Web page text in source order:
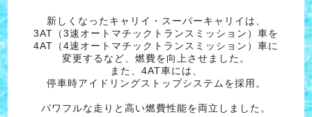
新しくなったキャリイ・スーパーキャリイは、
3AT（3速オートマチックトランスミッション）車を
4AT（4速オートマチックトランスミッション）車に
変更するなど、燃費を向上させました。
また、4AT車には、
停車時アイドリングストップシステムを採用。
パワフルな走りと高い燃費性能を両立しました。